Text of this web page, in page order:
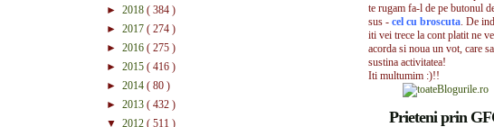
te rugam fa-l de pe butonul
sus - cel cu broscuta. De
iti vei trece la cont platit ne
acorda si noua un vot, care
sustina activitatea!
Iti multumim :)!!
Prieteni prin
► 2018 ( 384 )
► 2017 ( 274 )
► 2016 ( 275 )
► 2015 ( 416 )
► 2014 ( 80 )
► 2013 ( 432 )
▼ 2012 ( 511 )